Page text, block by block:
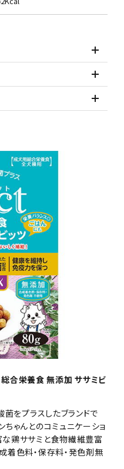
合栄養食 無添加 ササミビ
をプラスしたブランドで
ちゃんとのコミュニケーショ
な鶏ササミと食物繊維豊富
着色料・保存料・発色剤無